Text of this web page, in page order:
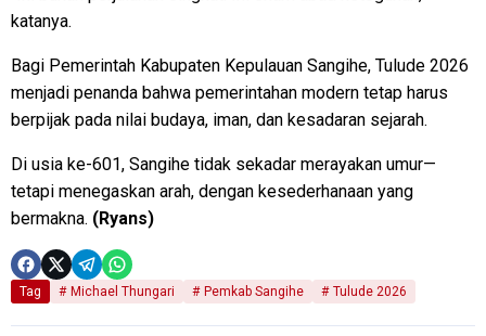
katanya.
Bagi Pemerintah Kabupaten Kepulauan Sangihe, Tulude 2026
menjadi penanda bahwa pemerintahan modern tetap harus
berpijak pada nilai budaya, iman, dan kesadaran sejarah.
Di usia ke-601, Sangihe tidak sekadar merayakan umur—
tetapi menegaskan arah, dengan kesederhanaan yang
bermakna. (Ryans)
Tag Michael Thungari Pemkab Sangihe Tulude 2026